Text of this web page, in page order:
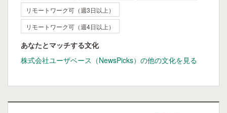
リモートワーク可（週3日以上）
リモートワーク可（週4日以上）
あなたとマッチする文化
株式会社ユーザベース（NewsPicks）の他の文化を見る